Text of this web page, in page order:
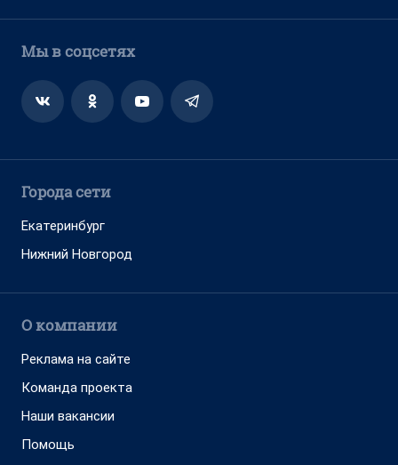
Мы в соцсетях
Города сети
Екатеринбург
Нижний Новгород
О компании
Реклама на сайте
Команда проекта
Наши вакансии
Помощь